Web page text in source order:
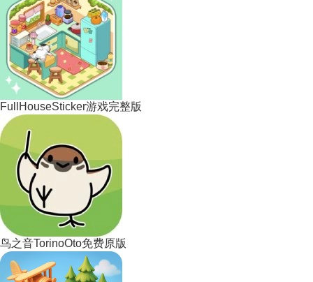
FullHouseSticker游戏完整版
鸟之音TorinoOto免费原版